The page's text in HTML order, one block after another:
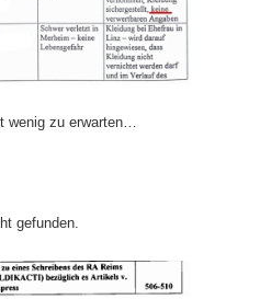
wenig zu erwarten…
gefunden.